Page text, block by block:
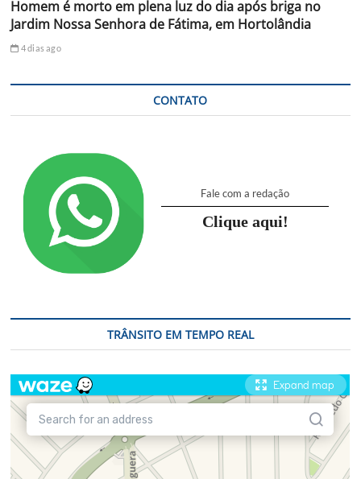
Homem é morto em plena luz do dia após briga no
Jardim Nossa Senhora de Fátima, em Hortolândia
4 dias ago
CONTATO
Fale com a redação
Clique aqui!
TRÂNSITO EM TEMPO REAL